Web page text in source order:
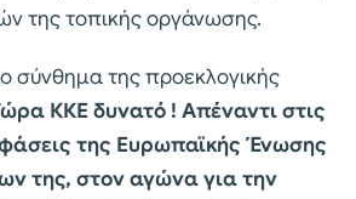
της τοπικής οργάνωσης.
σύνθημα της προεκλογικής
ΚΚΕ δυνατό ! Απέναντι στις
της Ευρωπαϊκής Ένωσης
της, στον αγώνα για την